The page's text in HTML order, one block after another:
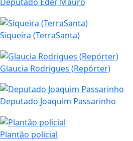
Siqueira (TerraSanta)
Glaucia Rodrigues (Repórter)
Deputado Joaquim Passarinho
Plantão policial